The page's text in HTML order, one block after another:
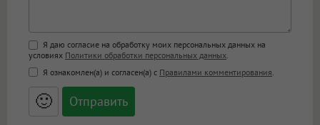
Поддержка HTML
<b>, <strong>, <u>, <i>, <em>, <s>, <big>,
<small>, <sup>, <sub>, <pre>, <ul>, <ol>, <li>,
<blockquote>, <code> экранирует HTML,
адреса URL автоматически становятся
ссылками, и [img]адрес[/img] будет
Я даю согласие на обработку моих персональных данных на
условиях Политики обработки персональных данных
Я ознакомлен(а) и согласен(а) с Правилами комментирования
🙂